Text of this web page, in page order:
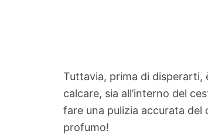
Tuttavia, prima di disperarti,
calcare, sia all’interno del
fare una pulizia accurata del
profumo!